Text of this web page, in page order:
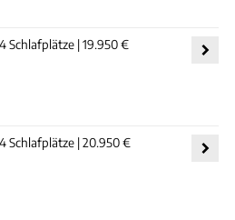
Schlafplätze | 19.950 €
Schlafplätze | 20.950 €